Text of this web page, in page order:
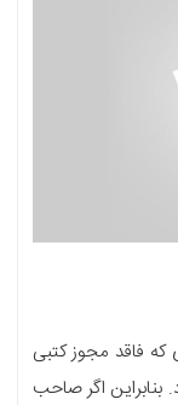
که فاقد مجوز کتبی
بنابراین اگر صاحب